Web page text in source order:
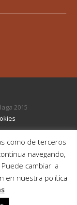
2015
como de terceros
navegando,
cambiar la
en nuestra política